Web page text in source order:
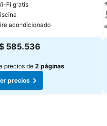
Fi gratis
acondicionado
585.536
precios de 2 páginas
precios